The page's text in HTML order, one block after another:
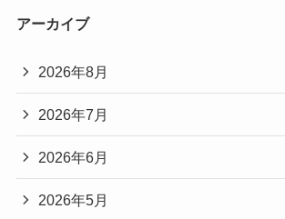
アーカイブ
2026年8月
2026年7月
2026年6月
2026年5月